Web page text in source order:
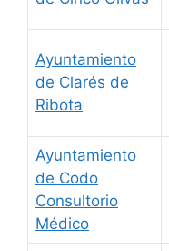
Ayuntamiento
de Clarés de
Ribota
Ayuntamiento
de Codo
Consultorio
Médico